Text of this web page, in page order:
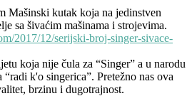
Mašinski kutak koja na jedinstven
sa šivaćim mašinama i strojevima.
2017/12/serijski-broj-singer-sivace-
koja nije čula za “Singer” a u narodu
k'o singerica”. Pretežno nas ova
brzinu i dugotrajnost.